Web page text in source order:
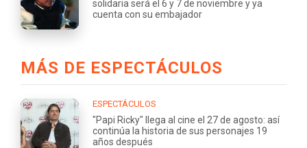
solidaria será el 6 y 7 de noviembre y ya
cuenta con su embajador
MÁS DE ESPECTÁCULOS
ESPECTÁCULOS
"Papi Ricky" llega al cine el 27 de agosto: así
continúa la historia de sus personajes 19
años después